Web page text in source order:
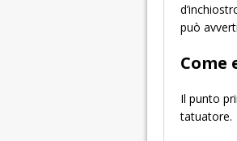
può
Come
Il punto
tatuatore.